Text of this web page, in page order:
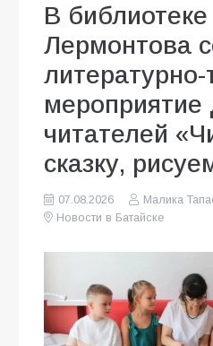
В
Лермонтова
литературно-
читателей
сказку,
07.08.2026
Малика
Новости в Батайске